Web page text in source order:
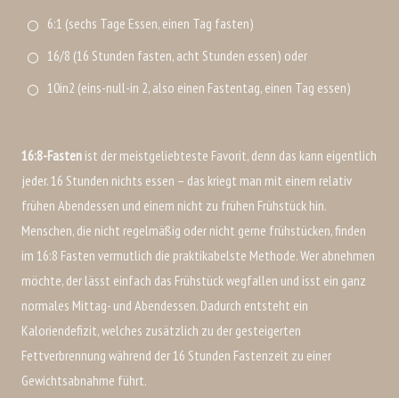
6:1 (sechs Tage Essen, einen Tag fasten)
16/8 (16 Stunden fasten, acht Stunden essen) oder
10in2 (eins-null-in 2, also einen Fastentag, einen Tag essen)
16:8-Fasten ist der meistgeliebteste Favorit, denn das kann eigentlich
jeder. 16 Stunden nichts essen – das kriegt man mit einem relativ
frühen Abendessen und einem nicht zu frühen Frühstück hin.
Menschen, die nicht regelmäßig oder nicht gerne frühstücken, finden
im 16:8 Fasten vermutlich die praktikabelste Methode. Wer abnehmen
möchte, der lässt einfach das Frühstück wegfallen und isst ein ganz
normales Mittag- und Abendessen. Dadurch entsteht ein
Kaloriendefizit, welches zusätzlich zu der gesteigerten
Fettverbrennung während der 16 Stunden Fastenzeit zu einer
Gewichtsabnahme führt.